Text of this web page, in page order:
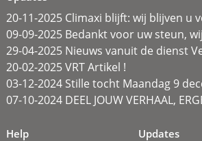
20-11-2025 Climaxi blijft: wij blijven u
09-09-2025 Bedankt voor uw steun,
29-04-2025 Nieuws vanuit de dienst
20-02-2025 VRT Artikel !
03-12-2024 Stille tocht Maandag 9
07-10-2024 DEEL JOUW VERHAAL,
Help
Updates